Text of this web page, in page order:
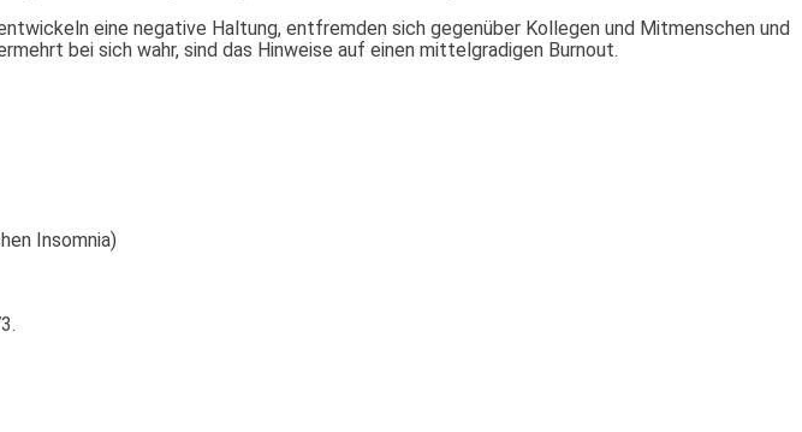
eine negative Haltung, entfremden sich gegenüber Kollegen und Mitmenschen und
bei sich wahr, sind das Hinweise auf einen mittelgradigen Burnout.
Insomnia)